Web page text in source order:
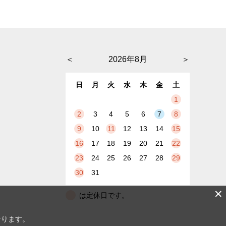
＜ ＞
2026年8月
日 月 火 水 木 金
土
1
2
3 4 5 6 7
8
9
10 11 12 13 14
15
16
17 18 19 20 21
22
23
24 25 26 27 28
29
30
31
は定休日です。 ✕
ます。